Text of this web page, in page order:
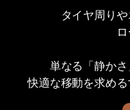
タイヤ周り
単なる「静か
快適な移動を求め